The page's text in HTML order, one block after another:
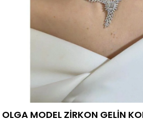
OLGA MODEL ZİRKON GELİN